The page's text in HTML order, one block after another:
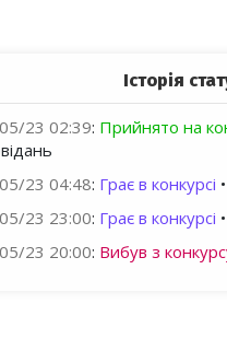
Історія
23 02:39: Прийнято на
23 04:48: Грає в конкурсі
23 23:00: Грає в конкурсі
23 20:00: Вибув з